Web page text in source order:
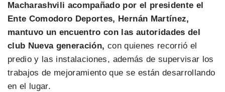
Macharashvili acompañado por el presidente el
Ente Comodoro Deportes, Hernán Martínez,
mantuvo un encuentro con las autoridades del
club Nueva generación, con quienes recorrió el
predio y las instalaciones, además de supervisar los
trabajos de mejoramiento que se están desarrollando
en el lugar.